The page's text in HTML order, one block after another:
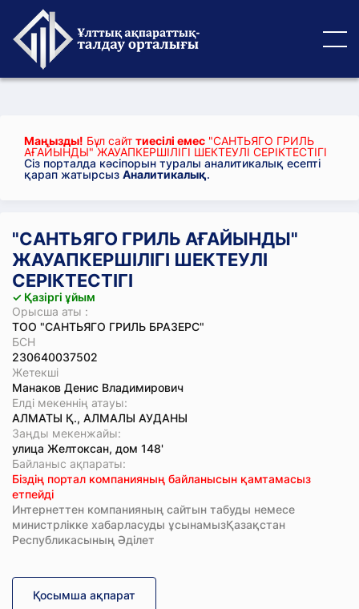
Маңызды! Бұл сайт тиесілі емес "САНТЬЯГО ГРИЛЬ
АҒАЙЫНДЫ" ЖАУАПКЕРШІЛІГІ ШЕКТЕУЛІ СЕРІКТЕСТІГІ
Сіз порталда кәсіпорын туралы аналитикалық есепті
қарап жатырсыз Аналитикалық.
"САНТЬЯГО ГРИЛЬ АҒАЙЫНДЫ"
ЖАУАПКЕРШІЛІГІ ШЕКТЕУЛІ
СЕРІКТЕСТІГІ
✓ Қазіргі ұйым
Орысша аты :
ТОО "САНТЬЯГО ГРИЛЬ БРАЗЕРС"
БСН
230640037502
Жетекші
Манаков Денис Владимирович
Елді мекеннің атауы:
АЛМАТЫ Қ., АЛМАЛЫ АУДАНЫ
Заңды мекенжайы:
улица Желтоксан, дом 148'
Байланыс ақпараты:
Біздің портал компанияның байланысын қамтамасыз
етпейді
Интернеттен компанияның сайтын табуды немесе
министрлікке хабарласуды ұсынамызҚазақстан
Республикасының Әділет
Қосымша ақпарат